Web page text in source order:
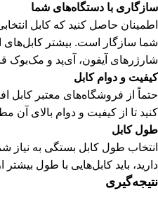
سازگاری با دستگاه‌های شما
اطمینان حاصل کنید که کابل
شما سازگار است. بیشتر کابل‌های
شارژرهای آیفون، آی‌پد و مک‌بوک
کیفیت و دوام کابل
حتماً از فروشگاه‌های معتبر کابل
کنید تا از کیفیت و دوام بالای آن
طول کابل
انتخاب طول کابل بستگی به نیاز
دارید، باید کابل‌هایی با طول بیشتر از 2 متر را انتخاب
نتیجه‌گیری